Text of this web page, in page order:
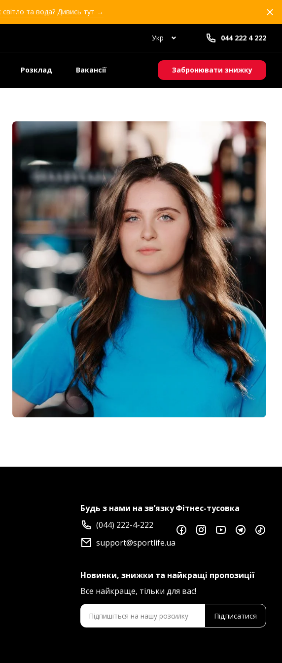
світло та вода? Дивись тут →
Укр 044 222 4 222
Розклад Вакансії Забронювати знижку
Будь з нами на зв’язку
(044) 222-4-222
support@sportlife.ua
Фітнес-тусовка
Новинки, знижки та найкращі пропозиції
Все найкраще, тільки для вас!
Підписатися